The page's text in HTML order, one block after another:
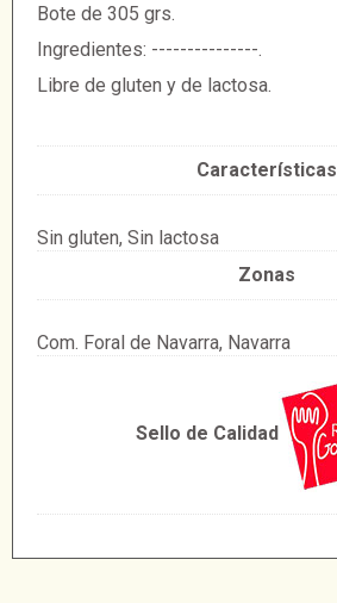
Bote de 305 grs.
Ingredientes: ---------------.
Libre de gluten y de lactosa.
Características
Sin gluten, Sin lactosa
Zonas
Com. Foral de Navarra, Navarra
Sello de Calidad